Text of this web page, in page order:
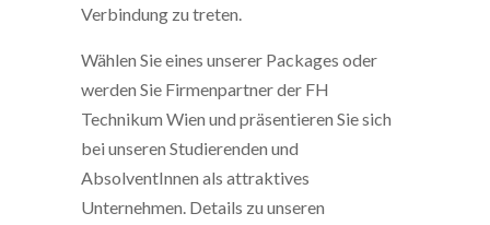
Verbindung zu treten.
Wählen Sie eines unserer Packages oder
werden Sie Firmenpartner der FH
Technikum Wien und präsentieren Sie sich
bei unseren Studierenden und
AbsolventInnen als attraktives
Unternehmen. Details zu unseren